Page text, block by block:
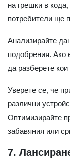
на грешки в
потребители ще
Анализирайте
подобрения. Ако
да разберете
Уверете се, че
различни
Оптимизирайте
забавяния или
7.